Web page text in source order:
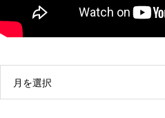
月を選択